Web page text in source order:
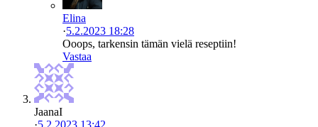
Elina
·5.2.2023 18:28
Ooops, tarkensin tämän vielä reseptiin!
Vastaa
JaanaI
·5.2.2023 13:42